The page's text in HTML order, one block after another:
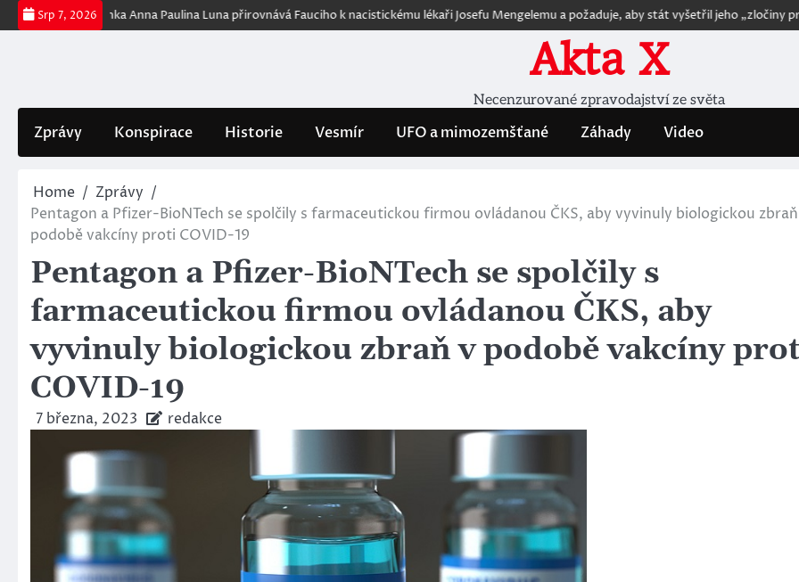
Skip
to
Srp 7, 2026
Anna Paulina Luna přirovnává Fauciho k nacistickému lékaři Josefu Mengelemu a požaduje, aby stát vyšetřil jeho „zločiny proti dětem“
Akta X
Necenzurované zpravodajství ze světa
Zprávy Konspirace Historie Vesmír UFO a mimozemšťané Záhady Video
Home
Zprávy
Pentagon a Pfizer-BioNTech se spolčily s farmaceutickou firmou ovládanou ČKS, aby vyvinuly biologickou
podobě vakcíny proti COVID-19
Pentagon a Pfizer-BioNTech se spolčily s
farmaceutickou firmou ovládanou ČKS, aby
vyvinuly biologickou zbraň v podobě vakcíny
COVID-19
7 března, 2023 redakce